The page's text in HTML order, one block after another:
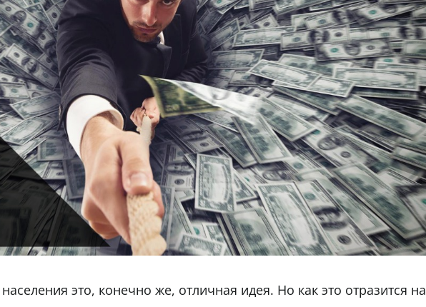
это, конечно же, отличная идея. Но как это отразится на